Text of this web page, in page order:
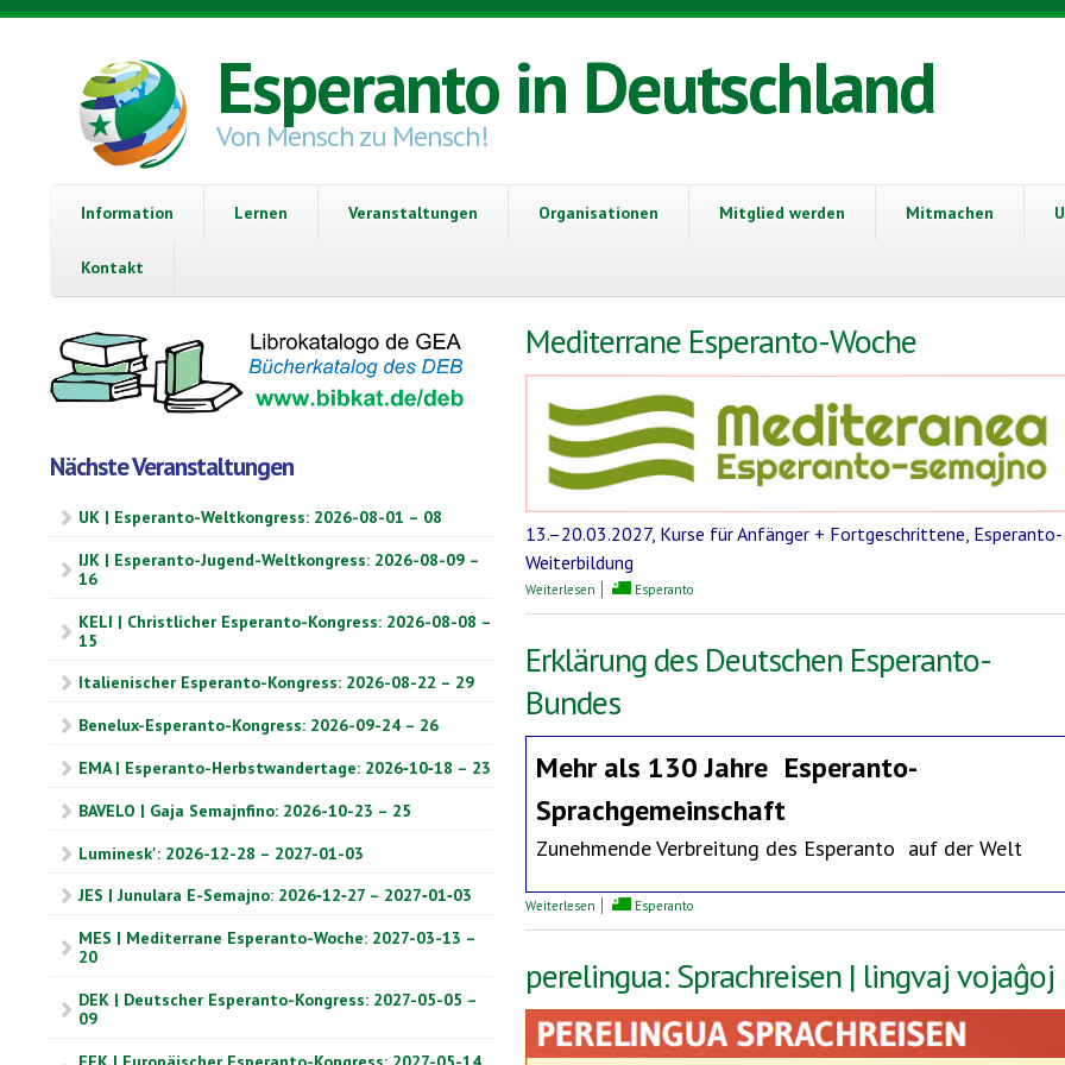
Direkt zum Inhalt
Esperanto in Deutschland
Von Mensch zu Mensch!
Information Lernen Veranstaltungen Organisationen Mitglied werden Mitmachen
Kontakt
Nächste Veranstaltungen
UK | Esperanto-Weltkongress: 2026-08-01 – 08
IJK | Esperanto-Jugend-Weltkongress: 2026-08-09 –
16
KELI | Christlicher Esperanto-Kongress: 2026-08-08 –
15
Italienischer Esperanto-Kongress: 2026-08-22 – 29
Benelux-Esperanto-Kongress: 2026-09-24 – 26
EMA | Esperanto-Herbstwandertage: 2026‑10‑18 – 23
BAVELO | Gaja Semajnfino: 2026-10-23 – 25
Luminesk': 2026-12-28 – 2027-01-03
JES | Junulara E-Semajno: 2026‑12‑27 – 2027‑01‑03
MES | Mediterrane Esperanto-Woche: 2027-03-13 –
20
DEK | Deutscher Esperanto-Kongress: 2027-05-05 –
09
Mediterrane Esperanto-Woche
13.–20.03.2027, Kurse für Anfänger + Fortgeschrittene, Esperanto-
Weiterbildung
Weiterlesen über Mediterrane Esperanto-Woche
Esperanto
Erklärung des Deutschen Esperanto-
Bundes
Mehr als 130 Jahre Esperanto-
Sprachgemeinschaft
Zunehmende Verbreitung des Esperanto auf der Welt
Weiterlesen über Erklärung des Deutschen Esperanto-Bundes
Esperanto
perelingua: Sprachreisen | lingvaj vojaĝoj